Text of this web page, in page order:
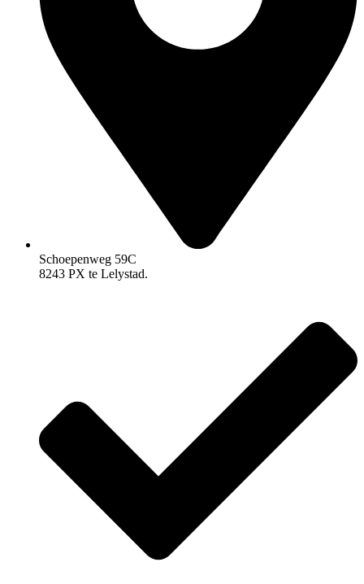
Schoepenweg 59C
8243 PX te Lelystad.